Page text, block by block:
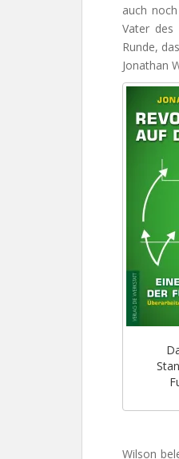
auch
Vater des
Runde,
Jonathan
Wilson